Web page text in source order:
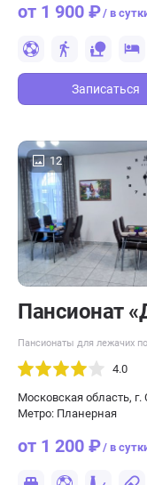
от 1 900 ₽/ в
Записаться
12
Пансионат
Пансионаты для лежачих
4.0
Московская область,
Метро: Планерная
от 1 200 ₽/ в